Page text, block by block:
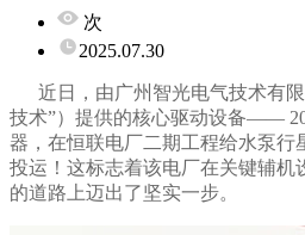
次
2025.07.30
近日，由广州智光电气技术有限
技术”）提供的核心驱动设备——
器，在恒联电厂二期工程给水泵行
投运！这标志着该电厂在关键辅机
的道路上迈出了坚实一步。